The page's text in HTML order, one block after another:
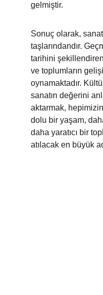
gelmiştir.
Sonuç olarak,
taşlarındandır.
tarihini
ve toplumların
oynamaktadır.
sanatın değerini
aktarmak,
dolu bir yaşam,
daha yaratıcı bir
atılacak en büyük